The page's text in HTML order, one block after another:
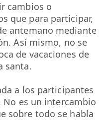
cambios o
que para participar,
antemano mediante
Así mismo, no se
de vacaciones de
santa.
a los participantes
No es un intercambio
sobre todo se habla